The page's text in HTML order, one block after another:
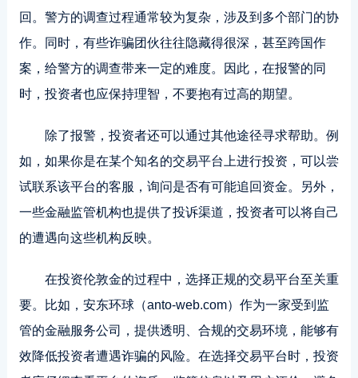
回。警方的调查过程通常较为复杂，涉及到多个部门的协
作。同时，有些诈骗团伙往往隐藏得很深，甚至跨国作
案，给警方的调查带来一定的难度。因此，在报警的同
时，投资者也应保持理智，不要抱有过高的期望。
除了报警，投资者还可以通过其他途径寻求帮助。例
如，如果你是在某个知名的交易平台上进行投资，可以尝
试联系该平台的客服，询问是否有可能追回资金。另外，
一些金融监管机构也提供了投诉渠道，投资者可以将自己
的遭遇向这些机构反映。
在投资伦敦金的过程中，选择正规的交易平台至关重
要。比如，安东环球（anto-web.com）作为一家受到监
管的金融服务公司，提供透明、合规的交易环境，能够有
效降低投资者遭遇诈骗的风险。在选择交易平台时，投资